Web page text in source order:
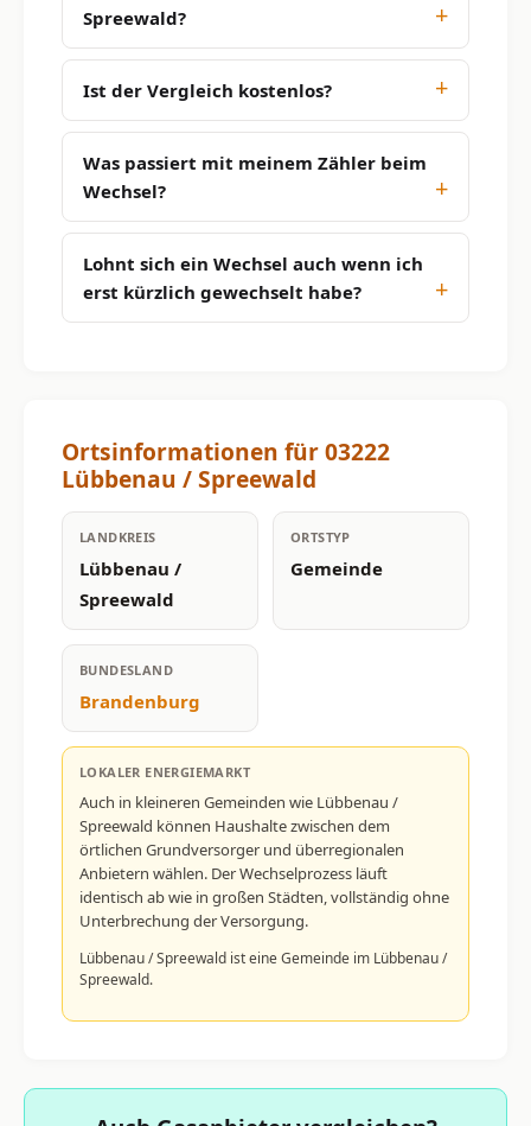
Spreewald?
Ist der Vergleich kostenlos?
Was passiert mit meinem Zähler beim
Wechsel?
Lohnt sich ein Wechsel auch wenn ich
erst kürzlich gewechselt habe?
Ortsinformationen für 03222
Lübbenau / Spreewald
LANDKREIS
Lübbenau /
Spreewald
ORTSTYP
Gemeinde
BUNDESLAND
Brandenburg
LOKALER ENERGIEMARKT
Auch in kleineren Gemeinden wie Lübbenau /
Spreewald können Haushalte zwischen dem
örtlichen Grundversorger und überregionalen
Anbietern wählen. Der Wechselprozess läuft
identisch ab wie in großen Städten, vollständig ohne
Unterbrechung der Versorgung.
Lübbenau / Spreewald ist eine Gemeinde im Lübbenau /
Spreewald.